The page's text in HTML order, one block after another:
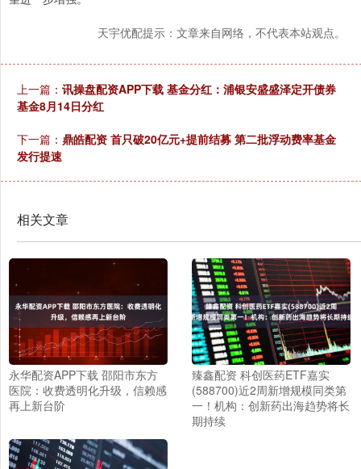
天宇优配提示：文章来自网络，不代表本站观点。
上一篇： 讯操盘配资APP下载 基金分红：浦银安盛盛泽定开债券
基金8月14日分红
下一篇： 鼎皓配资 首只破20亿元+提前结募 第二批浮动费率基金
发行提速
相关文章
永华配资APP下载 邵阳市东方
医院：收费透明化升级，信赖感
再上新台阶
臻鑫配资 科创医药ETF嘉实
(588700)近2周新增规模同类第
一！机构：创新药出海趋势将长
期持续